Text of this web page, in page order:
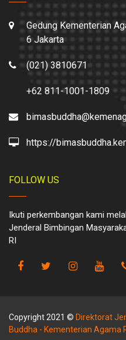
Gedung Kementerian
6 Jakarta
(021) 3810671
+62 811-1001-1809
https://
FOLLOW US
Ikuti perkembangan kami
Jenderal Bimbingan
RI
Copyright 2021 © Direktorat
Buddha - Kementerian Agama